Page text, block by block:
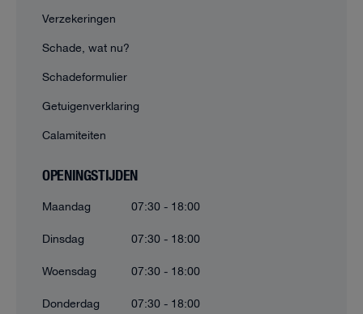
Verzekeringen
Schade, wat nu?
Schadeformulier
Getuigenverklaring
Calamiteiten
OPENINGSTIJDEN
Maandag
07:30 - 18:00
Dinsdag
07:30 - 18:00
Woensdag
07:30 - 18:00
Donderdag
07:30 - 18:00